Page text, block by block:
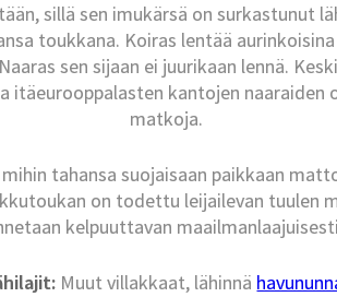
sillä sen imukärsä on surkastunut
toukkana. Koiras lentää
sen sijaan ei juurikaan lennä.
itäeurooppalasten kantojen
matkoja.
tahansa suojaisaan paikkaan
on todettu leijailevan tuulen
kelpuuttavan
Muut villakkaat, lähinnä